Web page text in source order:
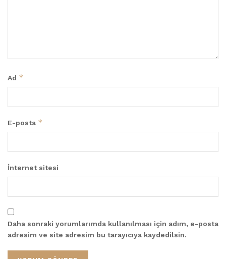
Ad *
E-posta *
İnternet sitesi
Daha sonraki yorumlarımda kullanılması için adım, e-posta
adresim ve site adresim bu tarayıcıya kaydedilsin.